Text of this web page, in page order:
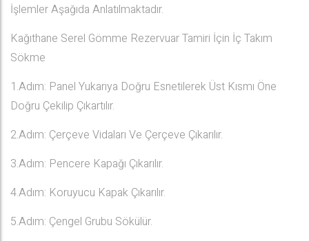
İşlemler Aşağıda Anlatılmaktadır.
Kağıthane Serel Gömme Rezervuar Tamiri İçin İç Takım
Sökme
1.Adım: Panel Yukarıya Doğru Esnetilerek Üst Kısmı Öne
Doğru Çekilip Çıkartılır.
2.Adım: Çerçeve Vidaları Ve Çerçeve Çıkarılır.
3.Adım: Pencere Kapağı Çıkarılır.
4.Adım: Koruyucu Kapak Çıkarılır.
5.Adım: Çengel Grubu Sökülür.